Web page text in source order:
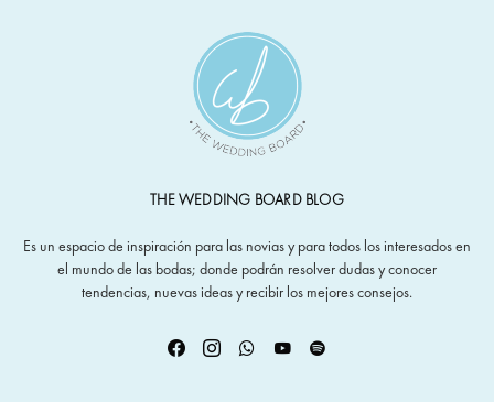
THE WEDDING BOARD BLOG
Es un espacio de inspiración para las novias y para todos los interesados en
el mundo de las bodas; donde podrán resolver dudas y conocer
tendencias, nuevas ideas y recibir los mejores consejos.